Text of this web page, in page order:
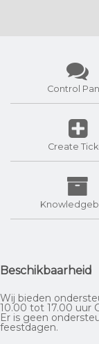
Control
Create
Beschikbaarheid
Wij bieden
10.00 tot 17.00 uur
Er is geen
feestdagen.